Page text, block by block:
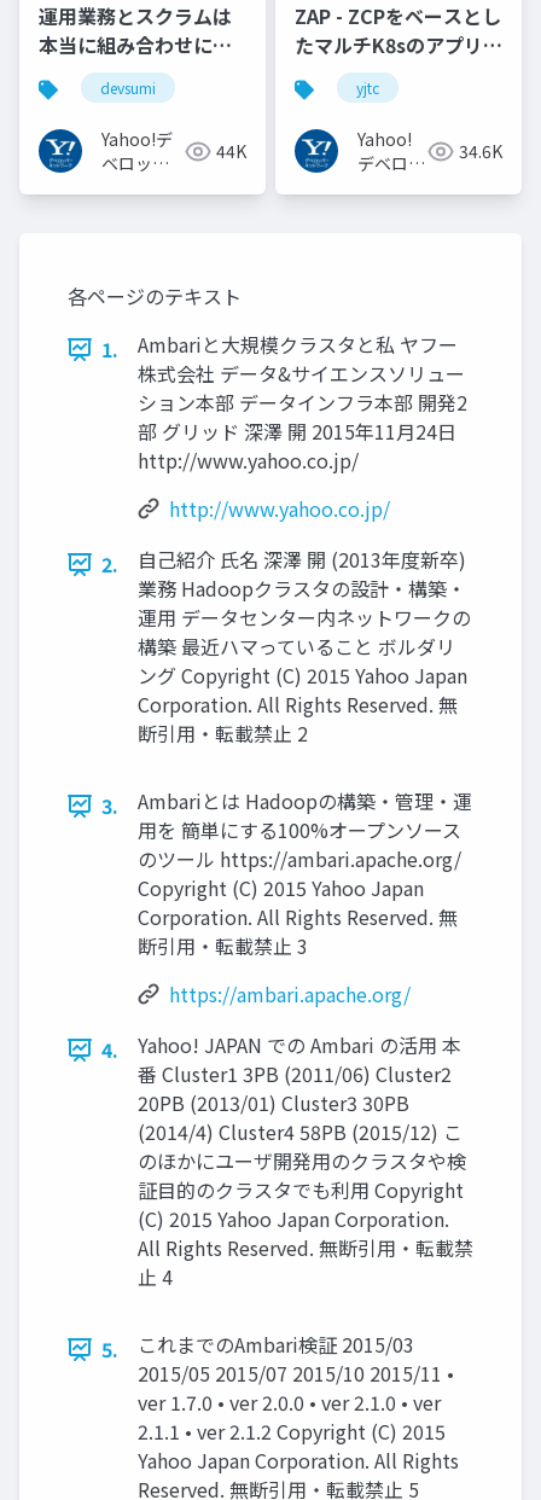
運用業務とスクラムは
本当に組み合わせにく
いのか︖運用業務が大
半を占めるプロダクト
開発での試行錯誤
devsumi
Yahoo!デ
ベロッパ
44K
ZAP - ZCPをベースとし
たマルチK8sのアプリケ
ーション実行基盤
#YJTC / YJTC21 B-3
yjtc
Yahoo!
デベロッ
34.6K
各ページのテキスト
1.
Ambariと大規模クラスタと私 ヤフー
株式会社 データ&サイエンスソリュー
ション本部 データインフラ本部 開発2
部 グリッド 深澤 開 2015年11月24日
http://www.yahoo.co.jp/
http://www.yahoo.co.jp/
2.
自己紹介 氏名 深澤 開 (2013年度新卒)
業務 Hadoopクラスタの設計・構築・
運用 データセンター内ネットワークの
構築 最近ハマっていること ボルダリ
ング Copyright (C) 2015 Yahoo Japan
Corporation. All Rights Reserved. 無
断引用・転載禁止 2
3.
Ambariとは Hadoopの構築・管理・運
用を 簡単にする100%オープンソース
のツール https://ambari.apache.org/
Copyright (C) 2015 Yahoo Japan
Corporation. All Rights Reserved. 無
断引用・転載禁止 3
https://ambari.apache.org/
4.
Yahoo! JAPAN での Ambari の活用 本
番 Cluster1 3PB (2011/06) Cluster2
20PB (2013/01) Cluster3 30PB
(2014/4) Cluster4 58PB (2015/12) こ
のほかにユーザ開発用のクラスタや検
証目的のクラスタでも利用 Copyright
(C) 2015 Yahoo Japan Corporation.
All Rights Reserved. 無断引用・転載禁
止 4
5.
これまでのAmbari検証 2015/03
2015/05 2015/07 2015/10 2015/11 •
ver 1.7.0 • ver 2.0.0 • ver 2.1.0 • ver
2.1.1 • ver 2.1.2 Copyright (C) 2015
Yahoo Japan Corporation. All Rights
Reserved. 無断引用・転載禁止 5